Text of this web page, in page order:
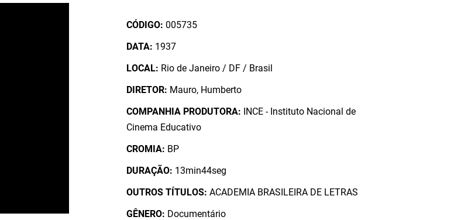
CÓDIGO: 005735
DATA: 1937
LOCAL: Rio de Janeiro / DF / Brasil
DIRETOR: Mauro, Humberto
COMPANHIA PRODUTORA: INCE - Instituto Nacional de
Cinema Educativo
CROMIA: BP
DURAÇÃO: 13min44seg
OUTROS TÍTULOS: ACADEMIA BRASILEIRA DE LETRAS
GÊNERO: Documentário